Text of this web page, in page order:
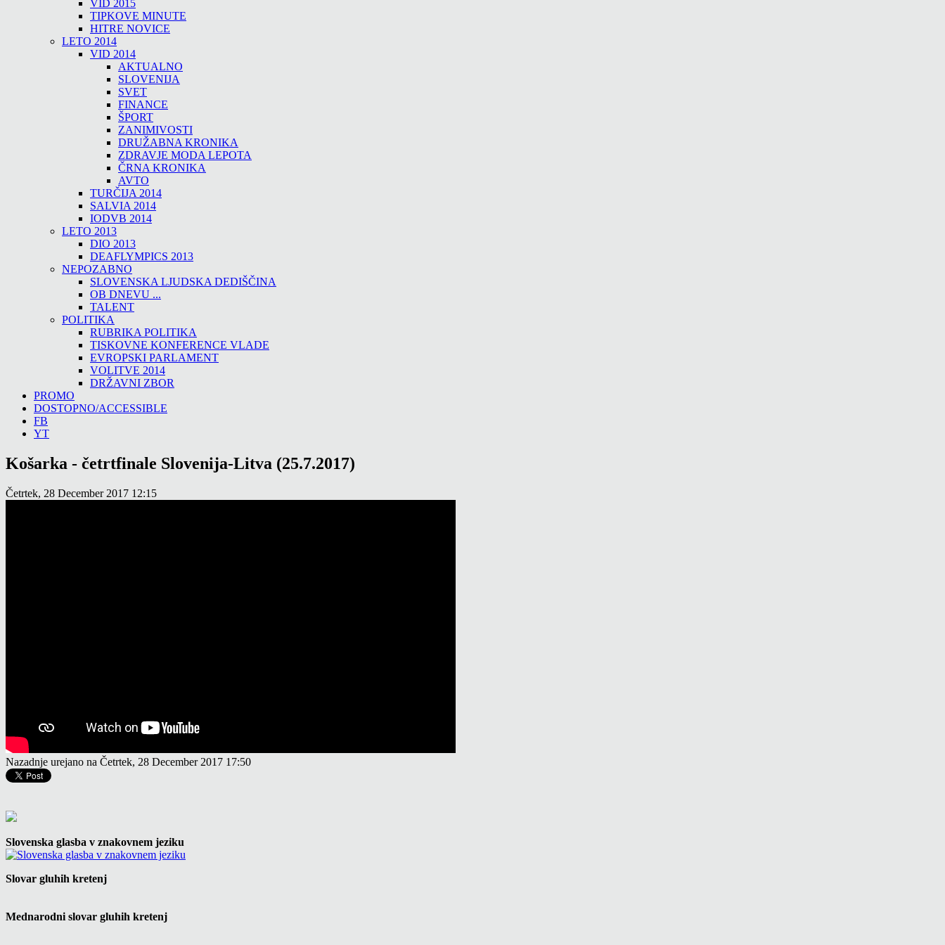
VID 2015
TIPKOVE MINUTE
HITRE NOVICE
LETO 2014
VID 2014
AKTUALNO
SLOVENIJA
SVET
FINANCE
ŠPORT
ZANIMIVOSTI
DRUŽABNA KRONIKA
ZDRAVJE MODA LEPOTA
ČRNA KRONIKA
AVTO
TURČIJA 2014
SALVIA 2014
IODVB 2014
LETO 2013
DIO 2013
DEAFLYMPICS 2013
NEPOZABNO
SLOVENSKA LJUDSKA DEDIŠČINA
OB DNEVU ...
TALENT
POLITIKA
RUBRIKA POLITIKA
TISKOVNE KONFERENCE VLADE
EVROPSKI PARLAMENT
VOLITVE 2014
DRŽAVNI ZBOR
PROMO
DOSTOPNO/ACCESSIBLE
FB
YT
Košarka - četrtfinale Slovenija-Litva (25.7.2017)
Četrtek, 28 December 2017 12:15
Nazadnje urejano na Četrtek, 28 December 2017 17:50
Slovenska glasba v znakovnem jeziku
Slovar gluhih kretenj
Mednarodni slovar gluhih kretenj